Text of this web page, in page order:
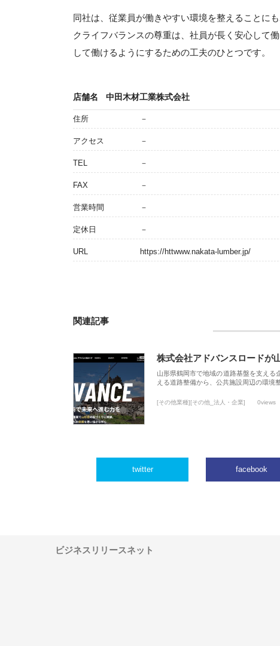
同社は、従業員が働きやすい環境を整えることに
クライフバランスの尊重は、社員が長く安心して
して働けるようにするための工夫のひとつです。
店舗名 中田木材工業株式会社
住所 －
アクセス －
TEL －
FAX －
営業時間 －
定休日 －
URL https://httwww.nakata-lumber.jp/
関連記事
株式会社アドバンスロードが
山形県鶴岡市で地域の道路基盤を支える
える道路整備から、公共施設周辺の環境
[その他業種][その他_法人・企業] 0views
twitter facebook
ビジネスリリースネット